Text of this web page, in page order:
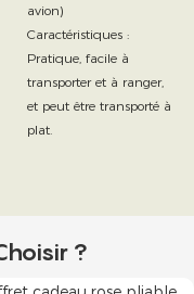
avion)
Caractéristiques :
Pratique, facile à
transporter et à ranger,
et peut être transporté à
plat.
?